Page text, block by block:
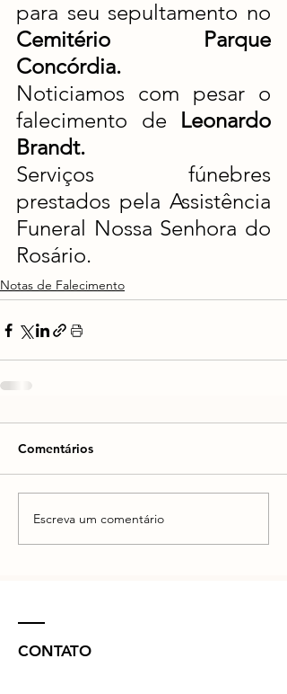
Cemitério Parque
Concórdia.
Noticiamos com pesar o
falecimento de Leonardo
Brandt.
Serviços fúnebres
prestados pela Assistência
Funeral Nossa Senhora do
Rosário.
Notas de Falecimento
Comentários
Escreva um comentário
CONTATO